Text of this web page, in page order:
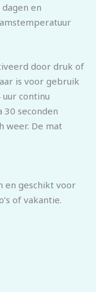
en
door druk of
is voor gebruik
continu
seconden
weer. De mat
en geschikt voor
of vakantie.